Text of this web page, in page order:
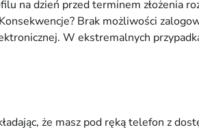
na dzień przed terminem złożenia
Brak możliwości
W ekstremalnych
że masz pod ręką telefon z